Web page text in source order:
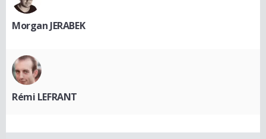
Morgan JERABEK
Rémi LEFRANT